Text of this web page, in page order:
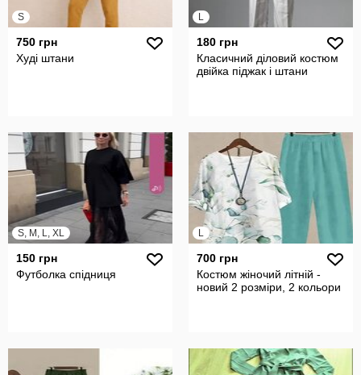
S
750 грн
Худі штани
L
180 грн
Класичний діловий костюм
двійка піджак і штани
S, M, L, XL
150 грн
Футболка спідниця
L
700 грн
Костюм жіночий літній -
новий 2 розміри, 2 кольори